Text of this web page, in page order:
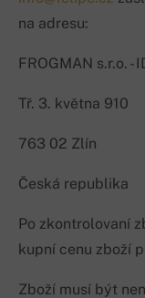
na adresu:
FROGMAN s.r.o. -
Tř. 3. května 910
763 02 Zlín
Česká republika
Po zkontrolovaní
kupní cenu zboží
Zboží musí být